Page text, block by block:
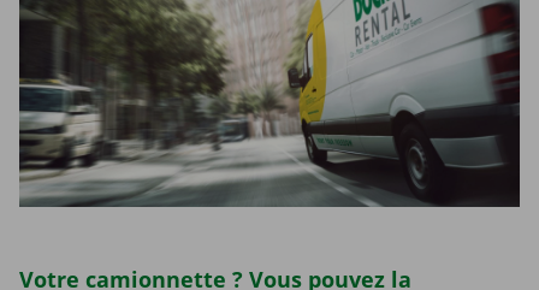
Votre camionnette ? Vous pouvez la